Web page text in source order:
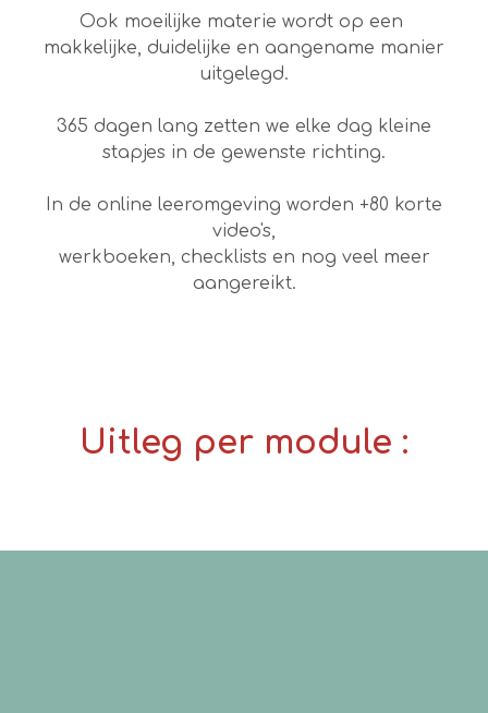
Ook moeilijke materie wordt op een
makkelijke, duidelijke en aangename manier
uitgelegd.
365 dagen lang zetten we elke dag kleine
stapjes in de gewenste richting.
In de online leeromgeving worden +80 korte
video's,
werkboeken, checklists en nog veel meer
aangereikt.
Uitleg per module :